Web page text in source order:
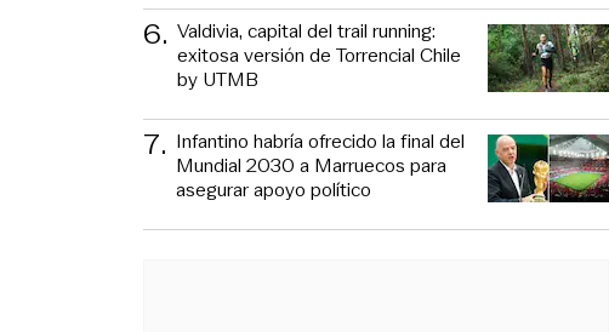
6. Valdivia, capital del trail running:
exitosa versión de Torrencial Chile
by UTMB
7. Infantino habría ofrecido la final del
Mundial 2030 a Marruecos para
asegurar apoyo político